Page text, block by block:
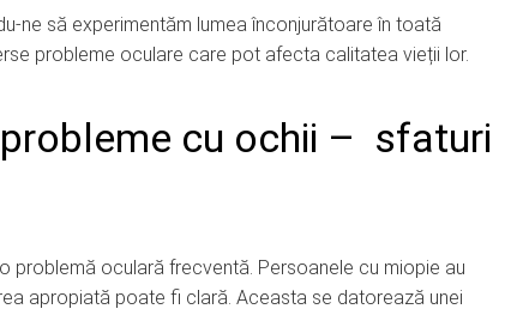
ne să experimentăm lumea înconjurătoare în toată
probleme oculare care pot afecta calitatea vieții lor.
cu ochii – sfaturi
problemă oculară frecventă. Persoanele cu miopie au
apropiată poate fi clară. Aceasta se datorează unei